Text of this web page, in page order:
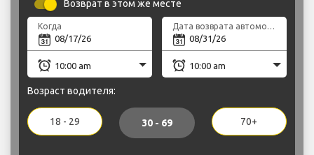
Возврат в этом же месте
Когда Дата возврата автомобиля
Возраст водителя:
18 - 29 30 - 69 70+